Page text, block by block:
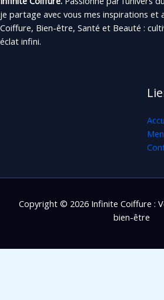
je partage avec vous mes inspirations et
Coiffure, Bien-être, Santé et Beauté :
éclat infini.
Copyright © 2026 Infinite Coiffure :
bien-être